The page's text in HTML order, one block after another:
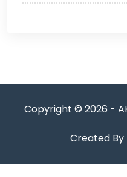
Copyright © 2026 -
Created By